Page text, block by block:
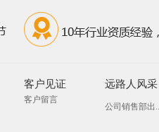
客户见证
客户留言
远路人风采
公司销售部出